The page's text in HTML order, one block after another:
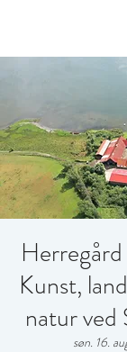
Kunst,
natur ved
søn. 16.